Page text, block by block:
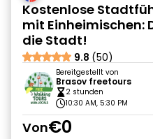
Kostenlose
mit Einheimischen:
die Stadt!
9.8 (50)
Bereitgestellt von
Brasov freetours
2 stunden
10:30 AM, 5:30 PM
Von€0